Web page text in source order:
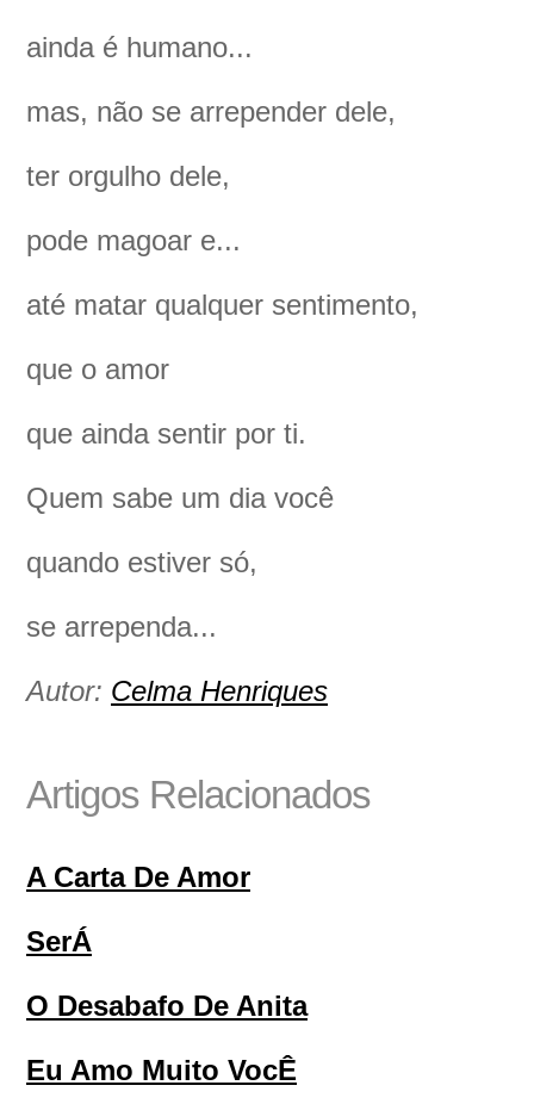
ainda é humano...
mas, não se arrepender dele,
ter orgulho dele,
pode magoar e...
até matar qualquer sentimento,
que o amor
que ainda sentir por ti.
Quem sabe um dia você
quando estiver só,
se arrependa...
Autor: Celma Henriques
Artigos Relacionados
A Carta De Amor
SerÁ
O Desabafo De Anita
Eu Amo Muito VocÊ